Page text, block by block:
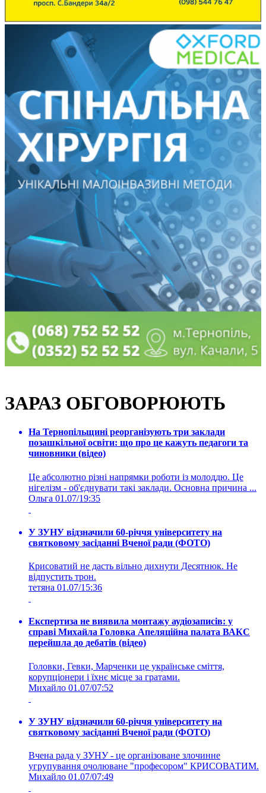
ЗАРАЗ ОБГОВОРЮЮТЬ
На Тернопільщині реорганізують три заклади
позашкільної освіти: що про це кажуть педагоги та
чиновники (відео)
Це абсолютно різні напрямки роботи із молоддю. Це
нігелізм - об'єднувати такі заклади. Основна причина ...
Ольга 01.07/19:35
У ЗУНУ відзначили 60-річчя університету на
святковому засіданні Вченої ради (ФОТО)
Крисоватий не дасть вільно дихнути Десятнюк. Не
відпустить трон.
тетяна 01.07/15:36
Експертиза не виявила монтажу аудіозаписів: у
справі Михайла Головка Апеляційна палата ВАКС
перейшла до дебатів (відео)
Головки, Гевки, Марченки це українське сміття,
корупціонери і їхнє місце за гратами.
Михайло 01.07/07:52
У ЗУНУ відзначили 60-річчя університету на
святковому засіданні Вченої ради (ФОТО)
Вчена рада у ЗУНУ - це організоване злочинне
угрупування очолюване "професором" КРИСОВАТИМ.
Михайло 01.07/07:49